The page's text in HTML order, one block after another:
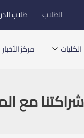
الطلاب طلاب
الكليات مركز الأخبار
شراكتنا مع